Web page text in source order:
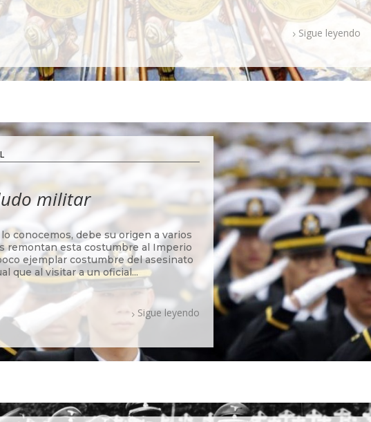
Sigue leyendo
militar
conocemos, debe su origen a varios
remontan esta costumbre al Imperio
ejemplar costumbre del asesinato
que al visitar a un oficial...
Sigue leyendo